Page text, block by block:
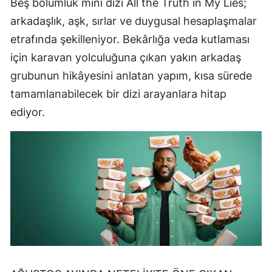
arkadaşlık, aşk, sırlar ve duygusal hesaplaşmalar
etrafında şekilleniyor. Bekârlığa veda kutlaması
için karavan yolculuğuna çıkan yakın arkadaş
grubunun hikâyesini anlatan yapım, kısa sürede
tamamlanabilecek bir dizi arayanlara hitap
ediyor.